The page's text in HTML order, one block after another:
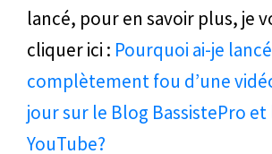
lancé, pour en savoir plus, je
cliquer ici : Pourquoi ai-je
complètement fou d’une
jour sur le Blog BassistePro et
YouTube?